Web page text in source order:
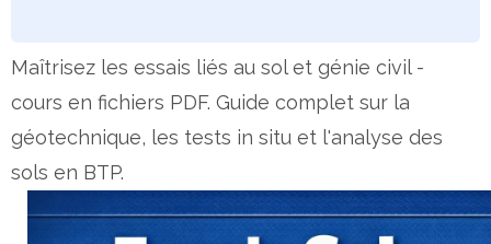
Maîtrisez les essais liés au sol et génie civil -
cours en fichiers PDF. Guide complet sur la
géotechnique, les tests in situ et l'analyse des
sols en BTP.